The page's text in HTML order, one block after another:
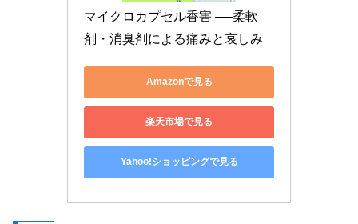
マイクロカプセル香害 ──柔軟
剤・消臭剤による痛みと哀しみ
Amazonで見る
楽天市場で見る
Yahoo!ショッピングで見る